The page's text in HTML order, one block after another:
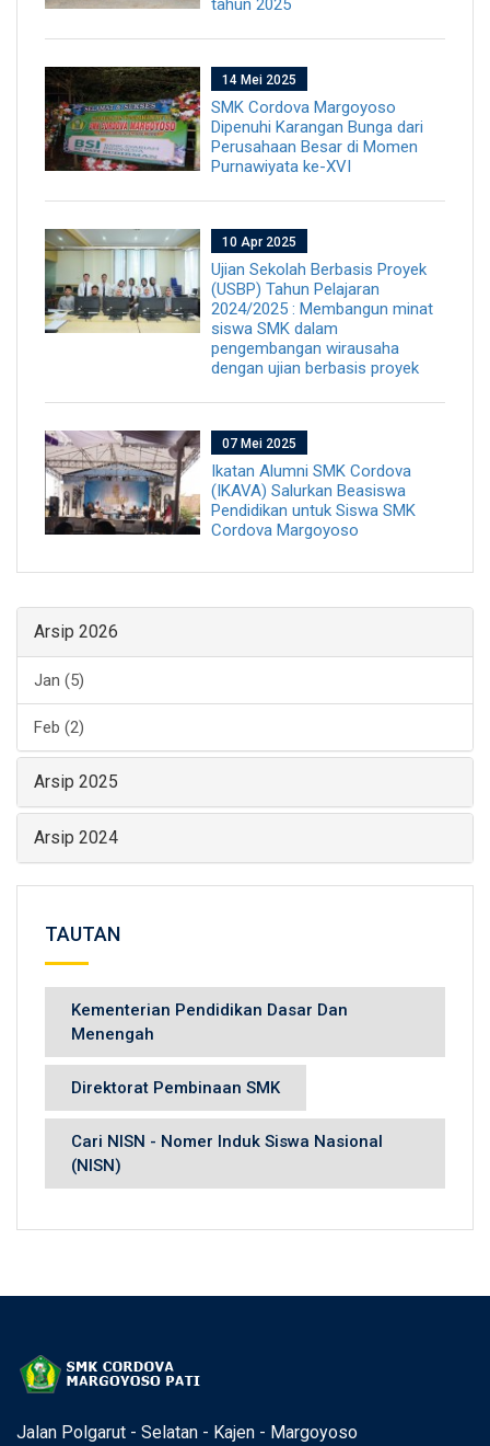
tahun 2025
14 Mei 2025
SMK Cordova Margoyoso
Dipenuhi Karangan Bunga dari
Perusahaan Besar di Momen
Purnawiyata ke-XVI
10 Apr 2025
Ujian Sekolah Berbasis Proyek
(USBP) Tahun Pelajaran
2024/2025 : Membangun minat
siswa SMK dalam
pengembangan wirausaha
dengan ujian berbasis proyek
07 Mei 2025
Ikatan Alumni SMK Cordova
(IKAVA) Salurkan Beasiswa
Pendidikan untuk Siswa SMK
Cordova Margoyoso
Arsip 2026
Jan (5)
Feb (2)
Arsip 2025
Arsip 2024
TAUTAN
Kementerian Pendidikan Dasar Dan
Menengah
Direktorat Pembinaan SMK
Cari NISN - Nomer Induk Siswa Nasional
(NISN)
Jalan Polgarut - Selatan - Kajen - Margoyoso